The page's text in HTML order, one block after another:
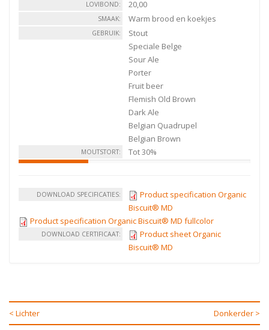
LOVIBOND: 20,00
SMAAK: Warm brood en koekjes
GEBRUIK:
Stout
Speciale Belge
Sour Ale
Porter
Fruit beer
Flemish Old Brown
Dark Ale
Belgian Quadrupel
Belgian Brown
MOUTSTORT: Tot 30%
DOWNLOAD SPECIFICATIES:
Product specification Organic
Biscuit® MD
Product specification Organic Biscuit® MD fullcolor
DOWNLOAD CERTIFICAAT:
Product sheet Organic
Biscuit® MD
< Lichter Donkerder >